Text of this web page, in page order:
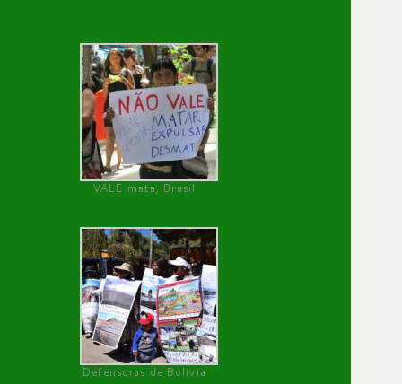
VALE mata, Brasil
Defensoras de Bolivia